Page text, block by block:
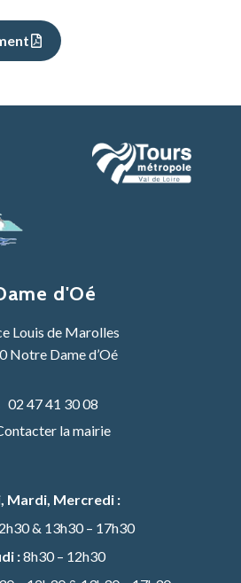
d'Oé
Louis de Marolles
Notre Dame d’Oé
02 47 41 30 08
la mairie
Mardi, Mercredi :
& 13h30 – 17h30
:8h30 – 12h30